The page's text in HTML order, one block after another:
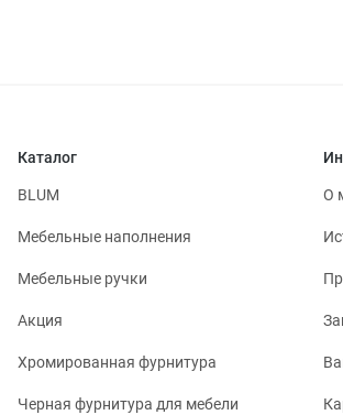
Каталог
BLUM
Мебельные наполнения
Мебельные ручки
Акция
Хромированная фурнитура
Черная фурнитура для мебели
О